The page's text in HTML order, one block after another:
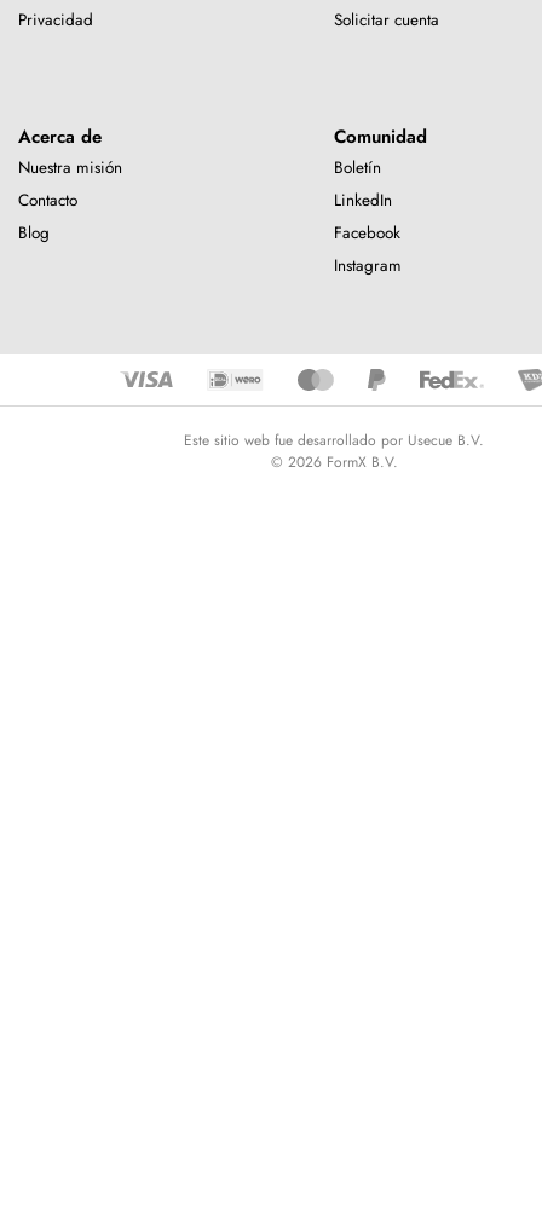
Privacidad
Solicitar cuenta
Acerca de
Nuestra misión
Contacto
Blog
Comunidad
Boletín
LinkedIn
Facebook
Instagram
Este sitio web fue desarrollado por Usecue B.V.
© 2026 FormX B.V.